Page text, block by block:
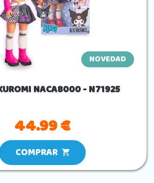
NOVEDAD
NACA8000 - N71925
44.99 €
COMPRAR